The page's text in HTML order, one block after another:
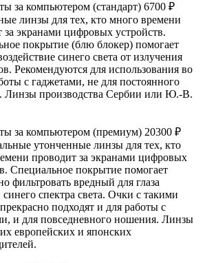
за компьютером (стандарт) 6700 ₽
линзы для тех, кто много времени
за экранами цифровых устройств.
покрытие (блю блокер) помогает
синего света от излучения
Рекомендуются для использования во
с гаджетами, не для постоянного
Линзы производства Сербии или Ю.-В.
за компьютером (премиум) 20300 ₽
утонченные линзы для тех, кто
проводит за экранами цифровых
Специальное покрытие помогает
фильтровать вредный для глаза
синего спектра света. Очки с такими
подходят и для работы с
и для повседневного ношения. Линзы
европейских и японских